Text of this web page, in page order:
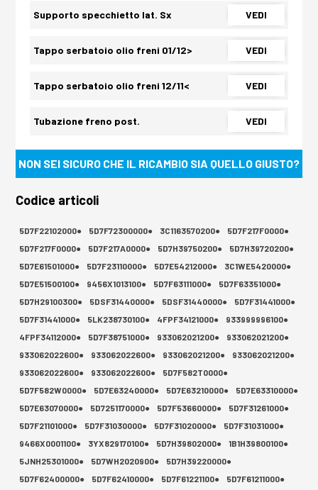
Supporto specchietto lat. Sx VEDI
Tappo serbatoio olio freni 01/12> VEDI
Tappo serbatoio olio freni 12/11< VEDI
Tubazione freno post. VEDI
NON SEI SICURO CHE IL RICAMBIO SIA QUELLO GIUSTO?
Codice articoli
5D7F22102000● 5D7F72300000● 3C1163570200●
5D7F217F0000●
5D7F217F0000●
5D7F217A0000● 5D7H39750200●
5D7H39720200●
5D7E61501000●
5D7F23110000● 5D7E54212000●
3C1WE5420000●
5D7E51500100●
9456X1013100● 5D7F63111000●
5D7F63351000●
5D7H29100300●
5DSF31440000● 5DSF31440000●
5D7F31441000●
5D7F31441000●
5LK238730100● 4FPF34121000●
933999996100●
4FPF34112000●
5D7F38751000● 933062021200●
933062021200●
933062022600●
933062022600● 933062021200●
933062021200●
933062022600●
933062022600●
5D7F582T0000●
5D7F582W0000●
5D7E63240000● 5D7E63210000●
5D7E63310000●
5D7E63070000●
5D7251170000● 5D7F53660000●
5D7F31261000●
5D7F21101000●
5D7F31030000● 5D7F31020000●
5D7F31031000●
9466X0001100●
3YX829170100● 5D7H39802000●
1B1H39800100●
5JNH25301000●
5D7WH2020900●
5D7H39220000●
5D7F62400000●
5D7F62410000● 5D7F61221100●
5D7F61211000●